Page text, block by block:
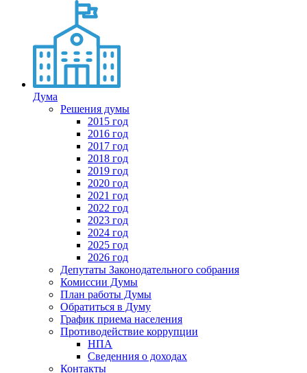
Дума
Решения думы
2015 год
2016 год
2017 год
2018 год
2019 год
2020 год
2021 год
2022 год
2023 год
2024 год
2025 год
2026 год
Депутаты Законодательного собрания
Комиссии Думы
План работы Думы
Обратиться в Думу
График приема населения
Противодействие коррупции
НПА
Сведенния о доходах
Контакты